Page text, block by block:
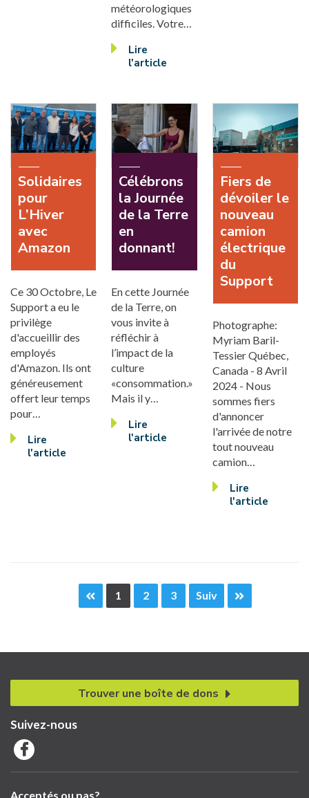
météorologiques
difficiles. Votre…
Lire
l'article
Solidaires
pour
L’Hiver
avec
Amazon
Ce 30 Octobre, Le
Support a eu le
privilège
d'accueillir des
employés
d'Amazon. Ils ont
généreusement
offert leur temps
pour…
Lire
l'article
Célébrons
la Journée
de la Terre
en
donnant!
En cette Journée
de la Terre, on
vous invite à
réfléchir à
l’impact de la
culture
«consommation.»
Mais il y…
Lire
l'article
Fiers de
dévoiler le
nouveau
camion
électrique
du
Support
Photographe:
Myriam Baril-
Tessier Québec,
Canada - 8 Avril
2024 - Nous
sommes fiers
d'annoncer
l'arrivée de notre
tout nouveau
camion…
Lire
l'article
1 2 3 Suiv
Acceptés ou pas?
Trouver une boîte de dons
Suivez-nous